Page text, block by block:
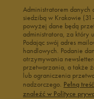
Buty męskie 41
Buty męskie 43
Buty męskie 45
Administratorem danych
siedzibą w Krakowie
powyżej dane będą
administratora, za który
Podając swój adres
handlowych. Podanie
otrzymywania
przetwarzania, a także
lub ograniczenia
nadzorczego. Pełną
znaleźć w Polityce